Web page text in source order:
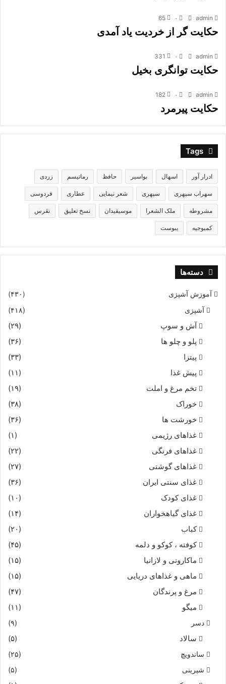
admin ۰ 65
حکایت گر از خردیت یاد آمدى
admin ۰ 331
حکایت توانگری بخیل
admin ۰ 182
حکایت پیرمرد
Tags
ادرار آور اسهال بواسیر حافظ رماتیسم زردی
سهراب سپهری سپهری شعر نیمایی عطاری فردوسی
مشروطه ملک الشعرا موسیقیدان نسخ تعلیق نقرس
کمبوجیه یبوست
دسته‌ها
آموزش آشپزی (۴۳۰)
آشپزی (۴۱۸)
آش و سوپ
(۲۹)
پلو و چلو ها
(۳۶)
پیتزا
(۳۳)
پیش غذا
(۱۱)
تخم مرغ و املت
(۱۹)
خوراک
(۳۸)
خورشت ها
(۳۶)
غذاهای رژیمی
(۱)
غذاهای فرنگی
(۲۲)
غذاهای گوشتی
(۲۷)
غذای سنتی ایران
(۳۶)
غذای کودک
(۱۰)
غذای گیاهخواران
(۱۴)
کباب
(۲۰)
کوفته ، کوکو و دلمه
(۴۵)
ماکارونی و لازانیا
(۱۵)
ماهی و غذاهای دریایی
(۱۵)
مرغ و پرندگان
(۴۷)
میگو
(۱۱)
دسر (۹)
سالاد (۵)
ساندویچ
(۲۵)
شیرینی
(۵)